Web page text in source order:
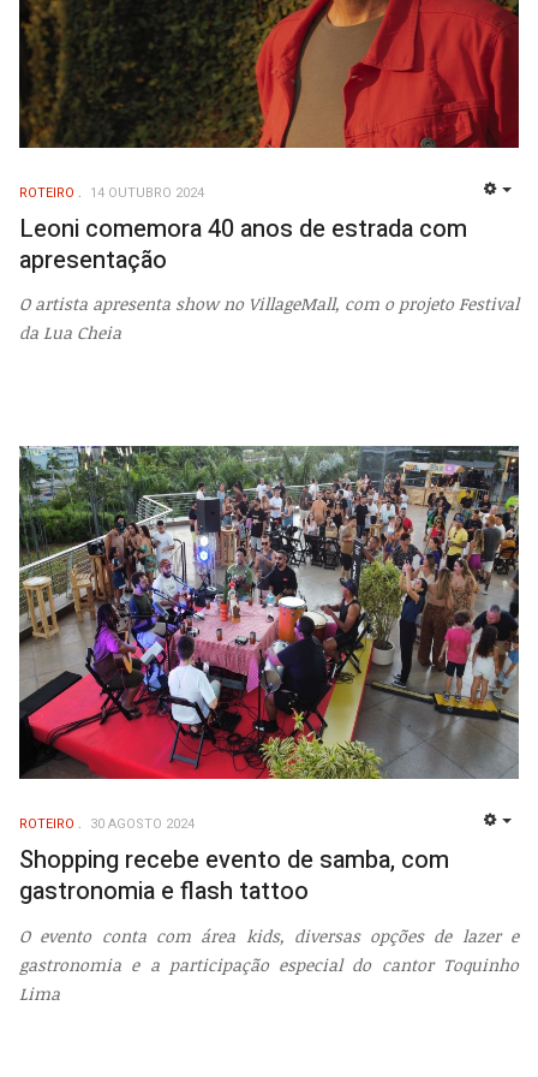
ROTEIRO 14 OUTUBRO 2024
Leoni comemora 40 anos de estrada com
apresentação
O artista apresenta show no VillageMall, com o projeto Festival
da Lua Cheia
ROTEIRO 30 AGOSTO 2024
Shopping recebe evento de samba, com
gastronomia e flash tattoo
O evento conta com área kids, diversas opções de lazer e
gastronomia e a participação especial do cantor Toquinho
Lima